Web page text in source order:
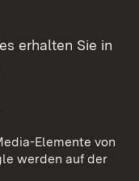
erhalten Sie in
Elemente von
werden auf der